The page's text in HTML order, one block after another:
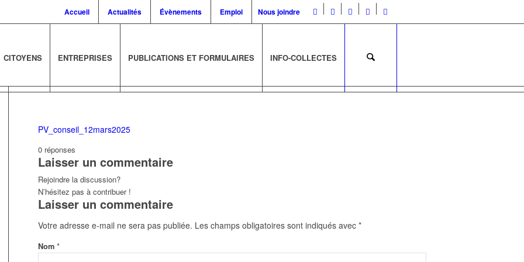
Accueil Actualités Évènements Emploi Nous joindre
CITOYENS ENTREPRISES PUBLICATIONS ET FORMULAIRES INFO-COLLECTES
PV_conseil_12mars2025
0 réponses
Laisser un commentaire
Rejoindre la discussion?
N’hésitez pas à contribuer !
Laisser un commentaire
Votre adresse e-mail ne sera pas publiée. Les champs obligatoires sont indiqués avec *
Nom *